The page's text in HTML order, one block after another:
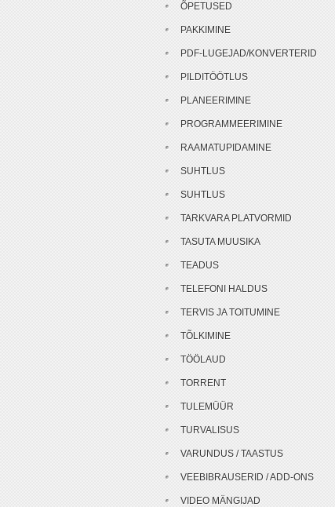
ÕPETUSED
PAKKIMINE
PDF-LUGEJAD/KONVERTERID
PILDITÖÖTLUS
PLANEERIMINE
PROGRAMMEERIMINE
RAAMATUPIDAMINE
SUHTLUS
SUHTLUS
TARKVARA PLATVORMID
TASUTA MUUSIKA
TEADUS
TELEFONI HALDUS
TERVIS JA TOITUMINE
TÕLKIMINE
TÖÖLAUD
TORRENT
TULEMÜÜR
TURVALISUS
VARUNDUS / TAASTUS
VEEBIBRAUSERID / ADD-ONS
VIDEO MÄNGIJAD